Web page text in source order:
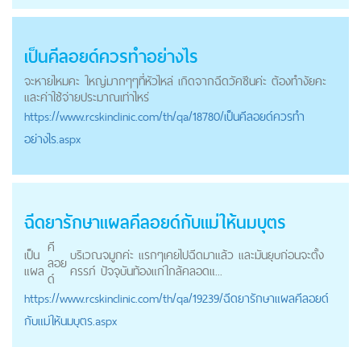
เป็นคีลอยด์ควรทำอย่างไร
จะหายไหมคะ ใหญ่มากๆๆที่หัวไหล่ เกิดจากฉีดวัคซีนค่ะ ต้องทำงัยคะ
และค่าใช้จ่ายประมาณเท่าไหร่
https://www.rcskinclinic.com/th/qa/18780/เป็นคีลอยด์ควรทำ
อย่างไร.aspx
ฉีดยารักษาแผลคีลอยด์กับแม่ให้นมบุตร
เป็น
แผล
คี
ลอย
ด์
บริเวณจมูกค่ะ แรกๆเคยไปฉีดมาแล้ว และมันยุบก่อนจะตั้ง
ครรภ์ ปัจจุบันท้องแก่ใกล้คลอดแ...
https://www.rcskinclinic.com/th/qa/19239/ฉีดยารักษาแผลคีลอยด์
กับแม่ให้นมบุตร.aspx